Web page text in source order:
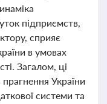
підприємств,
сприяє
в умовах
Загалом, ці
України
системи та